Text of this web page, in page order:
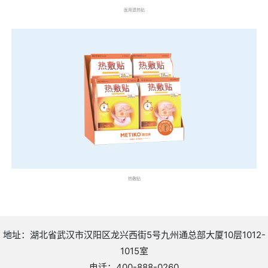
医用退热贴
热敷贴
地址：湖北省武汉市汉阳区龙兴西街5号九州通总部大厦10层1012-
1015室